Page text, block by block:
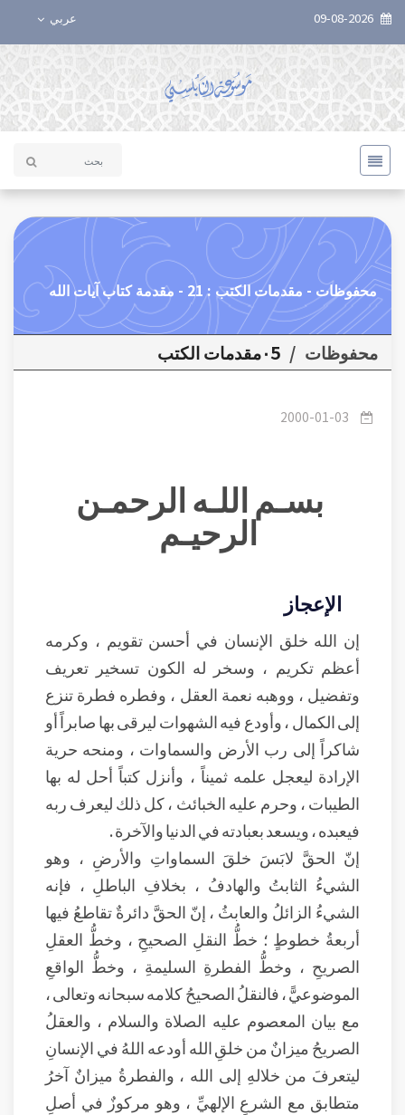
عربي
محفوظات - مقدمات الكتب : 21 - مقدمة كتاب آيات الله
في الآفاق.
محفوظات / ٠5مقدمات الكتب
2000-01-03
بسـم اللـه الرحمـن
الرحيـم
الإعجاز
إن الله خلق الإنسان في أحسن تقويم ، وكرمه
أعظم تكريم ، وسخر له الكون تسخير تعريف
وتفضيل ، ووهبه نعمة العقل ، وفطره فطرة تنزع
إلى الكمال ، وأودع فيه الشهوات ليرقى بها صابراً أو
شاكراً إلى رب الأرض والسماوات ، ومنحه حرية
الإرادة ليعجل علمه ثميناً ، وأنزل كتباً أحل له بها
الطيبات ، وحرم عليه الخبائث ، كل ذلك ليعرف ربه
فيعبده ، ويسعد بعبادته في الدنيا والآخرة .
إنّ الحقَّ لابَسَ خلقَ السماواتِ والأرضِ ، وهو
الشيءُ الثابتُ والهادفُ ، بخلافِ الباطلِ ، فإنه
الشيءُ الزائلُ والعابثُ ، إنّ الحقَّ دائرةٌ تقاطعُ فيها
أربعةُ خطوطٍ ؛ خطُّ النقلِ الصحيحِ ، وخطُّ العقلِ
الصريحِ ، وخطُّ الفطرةِ السليمةِ ، وخطُّ الواقعِ
الموضوعيًّ ، فالنقلُ الصحيحُ كلامه سبحانه وتعالى ،
مع بيان المعصوم عليه الصلاة والسلام ، والعقلُ
الصريحُ ميزانٌ من خلقِ الله أودعه اللهُ في الإنسانِ
ليتعرفَ من خلالهِ إلى الله ، والفطرةُ ميزانٌ آخرُ
متطابق مع الشرعِ الإلهيِّ ، وهو مركوزٌ في أصلِ